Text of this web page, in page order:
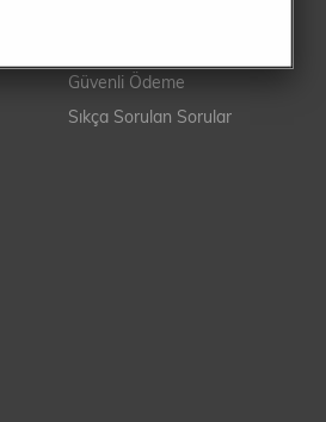
Güvenli Ödeme
Sıkça Sorulan Sorular